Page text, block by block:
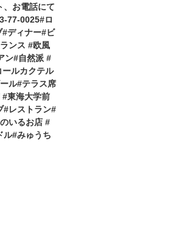
、お電話にて
77-0025#ロ
ディナー#ビ
ンス #欧風
ン#自然派 #
ールカクテル
ル#テラス席
東海大学前
#レストラン#
いるお店 #
ル#みゅうち